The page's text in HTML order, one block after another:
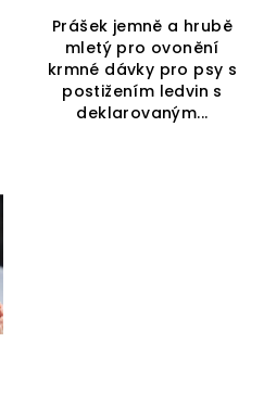
Prášek jemně a hrubě
mletý pro ovonění
krmné dávky pro psy s
postižením ledvin s
deklarovaným...